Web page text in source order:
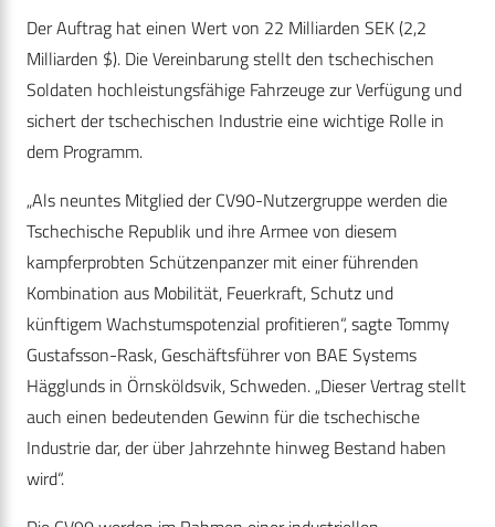
Der Auftrag hat einen Wert von 22 Milliarden SEK (2,2
Milliarden $). Die Vereinbarung stellt den tschechischen
Soldaten hochleistungsfähige Fahrzeuge zur Verfügung und
sichert der tschechischen Industrie eine wichtige Rolle in
dem Programm.
„Als neuntes Mitglied der CV90-Nutzergruppe werden die
Tschechische Republik und ihre Armee von diesem
kampferprobten Schützenpanzer mit einer führenden
Kombination aus Mobilität, Feuerkraft, Schutz und
künftigem Wachstumspotenzial profitieren“, sagte Tommy
Gustafsson-Rask, Geschäftsführer von BAE Systems
Hägglunds in Örnsköldsvik, Schweden. „Dieser Vertrag stellt
auch einen bedeutenden Gewinn für die tschechische
Industrie dar, der über Jahrzehnte hinweg Bestand haben
wird“.